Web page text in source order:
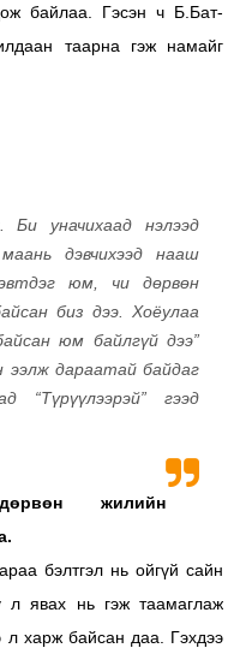
байлаа. Гэсэн ч Б.Бат-
таарна гэж намайг
Би уначихаад нэлээд
дэвчихээд нааш
юм, чи дөрвөн
биз дээ. Хоёулаа
юм байлгүй дээ”
ээлж дараатай байдаг
“Түрүүлээрэй” гээд
жилийн
бэлтгэл нь ойгүй сайн
л явах нь гэж таамаглаж
харж байсан даа. Гэхдээ